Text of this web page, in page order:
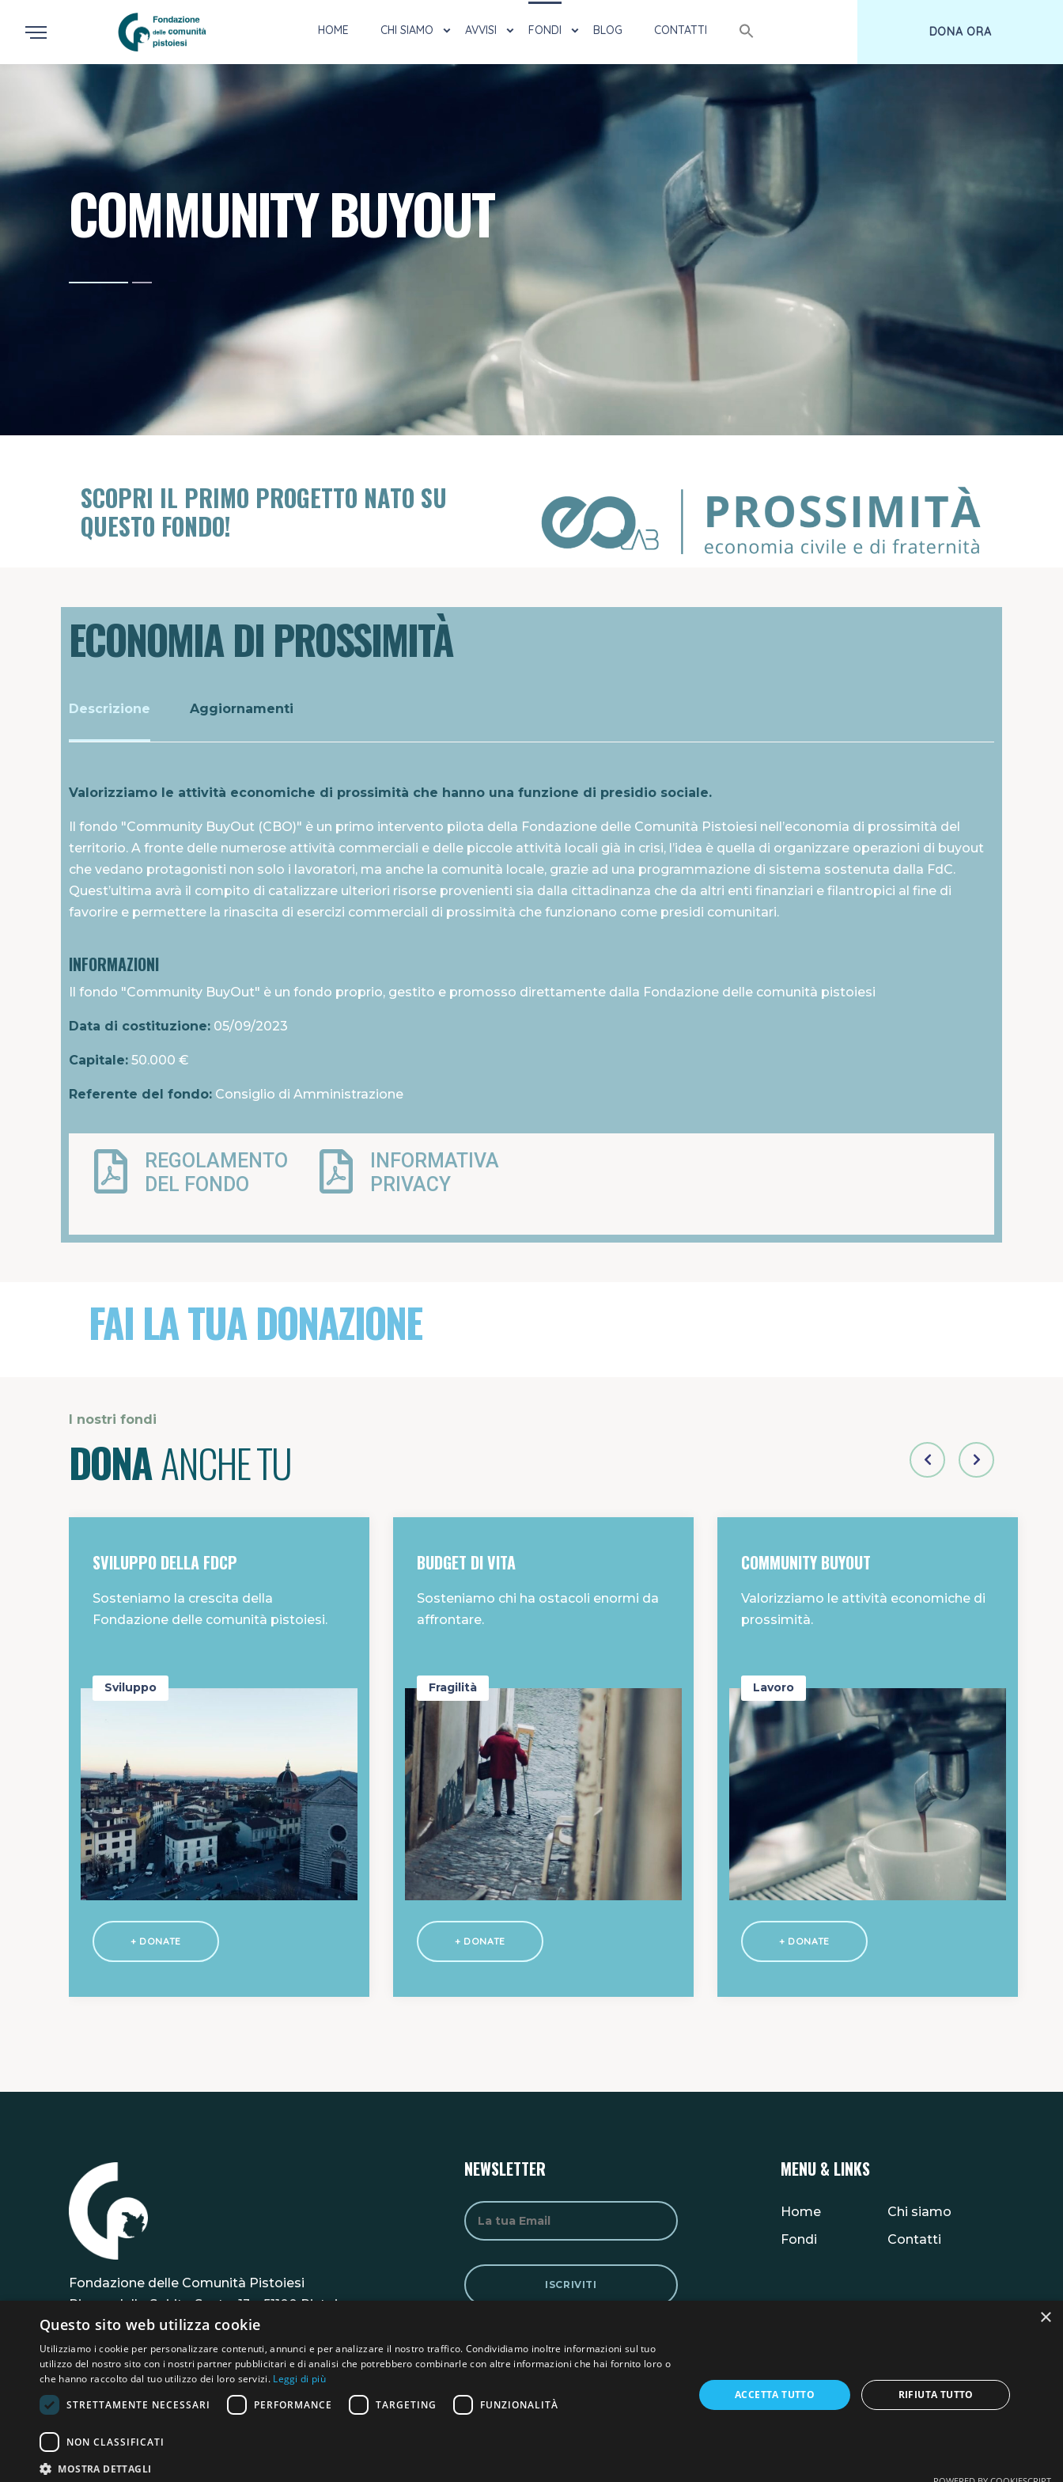
HOME CHI SIAMO AVVISI FONDI BLOG CONTATTI DONA ORA
COMMUNITY BUYOUT
SCOPRI IL PRIMO PROGETTO NATO SU
QUESTO FONDO!
ECONOMIA DI PROSSIMITÀ
Descrizione Aggiornamenti
Valorizziamo le attività economiche di prossimità che hanno una funzione di presidio sociale.
Il fondo "Community BuyOut (CBO)" è un primo intervento pilota della Fondazione delle Comunità Pistoiesi nell’economia di prossimità del
territorio. A fronte delle numerose attività commerciali e delle piccole attività locali già in crisi, l’idea è quella di organizzare operazioni di buyout
che vedano protagonisti non solo i lavoratori, ma anche la comunità locale, grazie ad una programmazione di sistema sostenuta dalla FdC.
Quest’ultima avrà il compito di catalizzare ulteriori risorse provenienti sia dalla cittadinanza che da altri enti finanziari e filantropici al fine di
favorire e permettere la rinascita di esercizi commerciali di prossimità che funzionano come presidi comunitari.
INFORMAZIONI
Il fondo "Community BuyOut" è un fondo proprio, gestito e promosso direttamente dalla Fondazione delle comunità pistoiesi
Data di costituzione: 05/09/2023
Capitale: 50.000 €
Referente del fondo: Consiglio di Amministrazione
REGOLAMENTO
DEL FONDO
INFORMATIVA
PRIVACY
FAI LA TUA DONAZIONE
I nostri fondi
DONAANCHE TU
SVILUPPO DELLA FDCP
Sosteniamo la crescita della
Fondazione delle comunità pistoiesi.
Sviluppo
+ DONATE
BUDGET DI VITA
Sosteniamo chi ha ostacoli enormi da
affrontare.
Fragilità
+ DONATE
COMMUNITY BUYOUT
Valorizziamo le attività economiche di
prossimità.
Lavoro
+ DONATE
Fondazione delle Comunità Pistoiesi
Piazza dello Spirito Santo, 13 – 51100 Pistoia
info@fdcpistoiesi.it
codice fiscale: 90070050472
PEC:fdcpistoiesi@legalmail.it
NEWSLETTER MENU & LINKS
Home
Chi siamo
Fondi
Contatti
×
Questo sito web utilizza cookie
Utilizziamo i cookie per personalizzare contenuti, annunci e per analizzare il nostro traffico. Condividiamo inoltre informazioni sul tuo
utilizzo del nostro sito con i nostri partner pubblicitari e di analisi che potrebbero combinarle con altre informazioni che hai fornito loro o
che hanno raccolto dal tuo utilizzo dei loro servizi. Leggi di più
STRETTAMENTE NECESSARI
PERFORMANCE TARGETING FUNZIONALITÀ
NON CLASSIFICATI
MOSTRA DETTAGLI
ACCETTA TUTTO RIFIUTA TUTTO